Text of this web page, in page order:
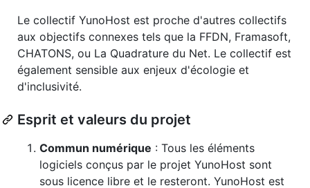
Le collectif YunoHost est proche d'autres collectifs
aux objectifs connexes tels que la FFDN, Framasoft,
CHATONS, ou La Quadrature du Net. Le collectif est
également sensible aux enjeux d'écologie et
d'inclusivité.
Esprit et valeurs du projet
Commun numérique : Tous les éléments
logiciels conçus par le projet YunoHost sont
sous licence libre et le resteront. YunoHost est